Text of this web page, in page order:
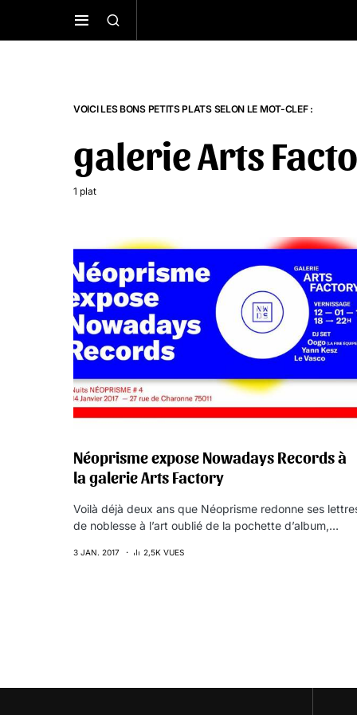
VOICI LES BONS PETITS PLATS SELON LE MOT-CLEF :
galerie Arts
1 plat
Néoprisme expose Nowadays Records à
la galerie Arts Factory
Voilà déjà deux ans que Néoprisme redonne ses
de noblesse à l’art oublié de la pochette d’album,…
3 JAN. 2017 2,5K VUES